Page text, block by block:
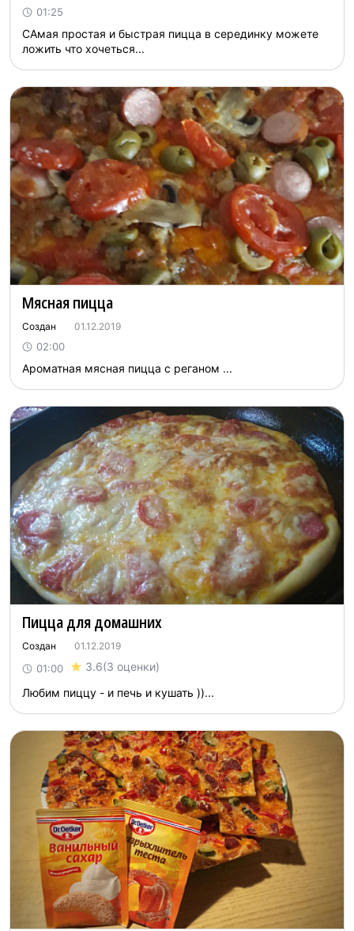
01:25
САмая простая и быстрая пицца в серединку можете
ложить что хочеться...
Мясная пицца
Создан 01.12.2019
02:00
Ароматная мясная пицца с реганом ...
Пицца для домашних
Создан 01.12.2019
01:00 3.6(3 оценки)
Любим пиццу - и печь и кушать ))...